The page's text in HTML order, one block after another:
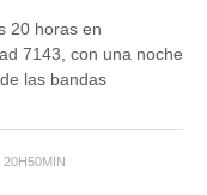
20 horas en
7143, con una noche
las bandas
20H50MIN